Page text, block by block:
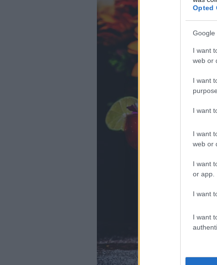
Opted
Google
I want
web or
I want
I want
I want
web or
I want
or app.
I want
I want